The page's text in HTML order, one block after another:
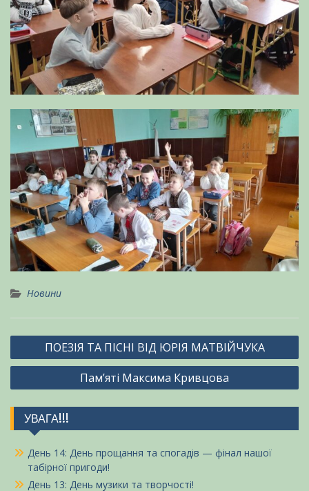
Новини
Навігація
записів
ПОЕЗІЯ ТА ПІСНІ ВІД ЮРІЯ МАТВІЙЧУКА
Пам’яті Максима Кривцова
УВАГА!!!
День 14: День прощання та спогадів — фінал нашої
табірної пригоди!
День 13: День музики та творчості!